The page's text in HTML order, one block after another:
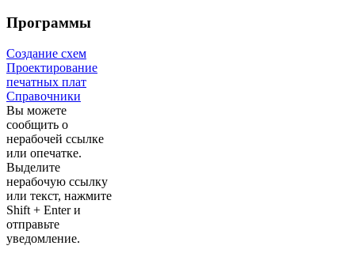
Программы
Создание схем
Проектирование
печатных плат
Справочники
Вы можете
сообщить о
нерабочей ссылке
или опечатке.
Выделите
нерабочую ссылку
или текст, нажмите
Shift + Enter и
отправьте
уведомление.